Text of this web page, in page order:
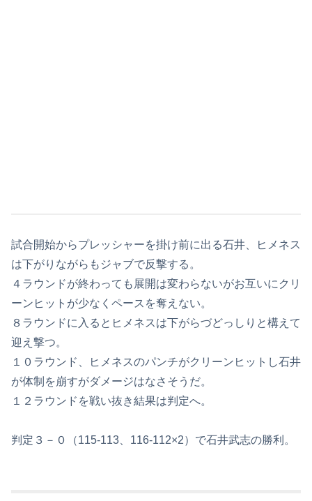
試合開始からプレッシャーを掛け前に出る石井、ヒメネス
は下がりながらもジャブで反撃する。
４ラウンドが終わっても展開は変わらないがお互いにクリ
ーンヒットが少なくペースを奪えない。
８ラウンドに入るとヒメネスは下がらづどっしりと構えて
迎え撃つ。
１０ラウンド、ヒメネスのパンチがクリーンヒットし石井
が体制を崩すがダメージはなさそうだ。
１２ラウンドを戦い抜き結果は判定へ。
判定３－０（115-113、116-112×2）で石井武志の勝利。